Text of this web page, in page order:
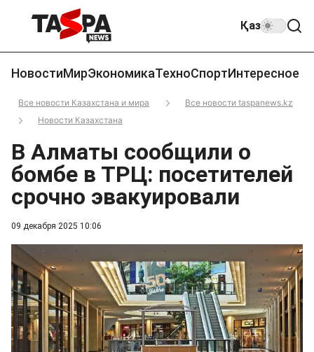
Қаз
НовостиМирЭкономикаТехноСпортИнтересное
Все новости Казахстана и мира
Все новости taspanews.kz
Новости Казахстана
09 декабря 2025 10:06
В Алматы сообщили о
бомбе в ТРЦ: посетителей
срочно эвакуировали